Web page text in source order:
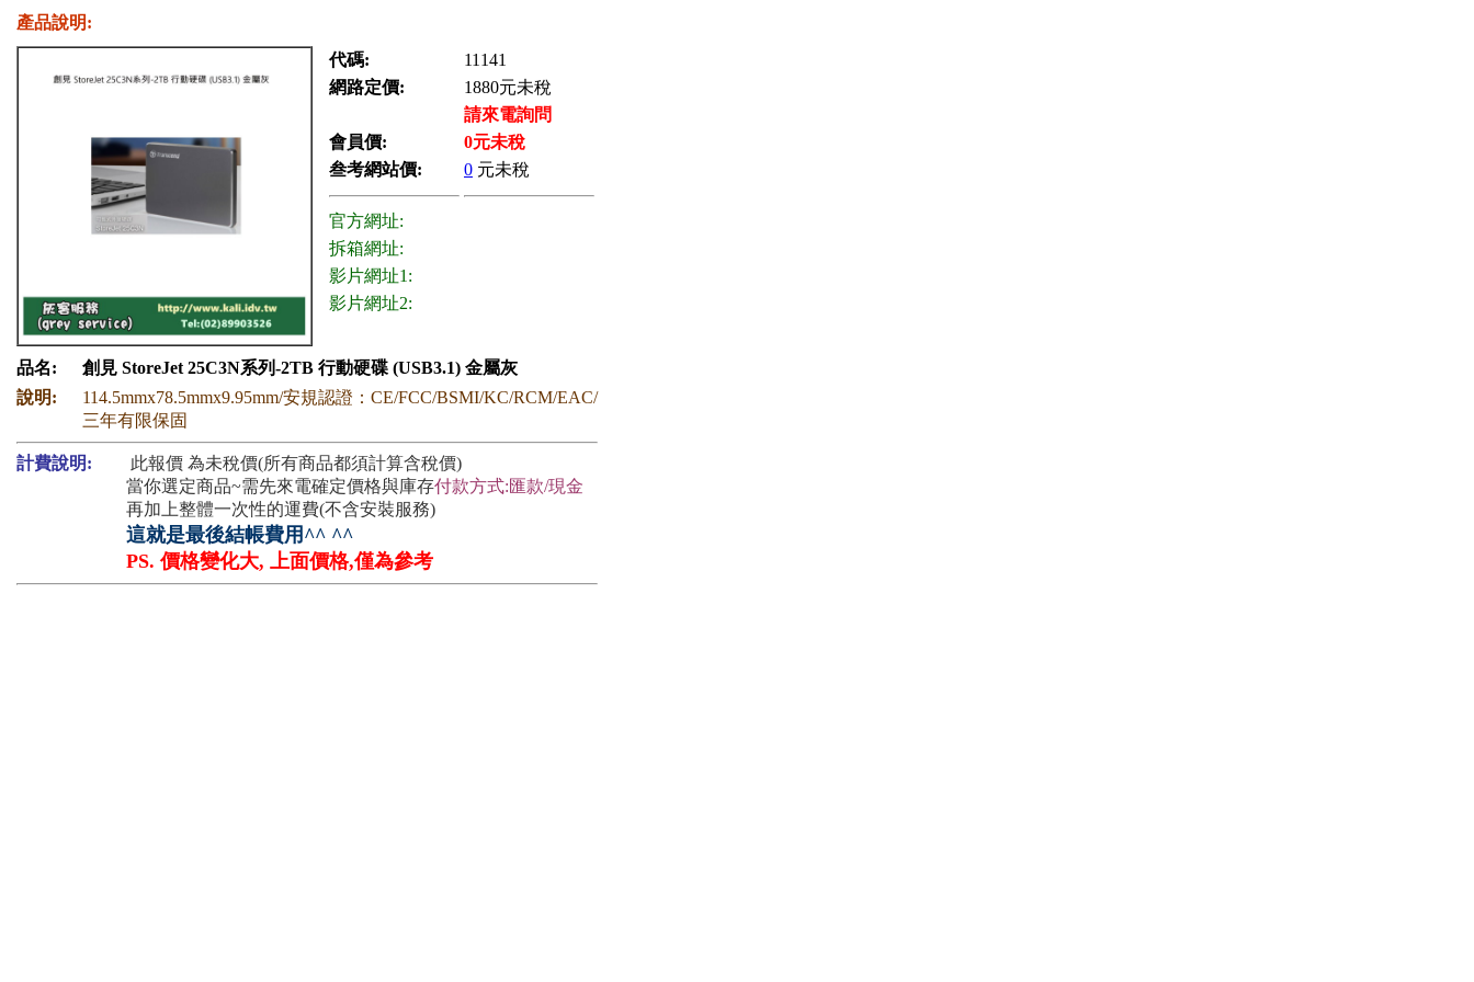
產品說明:
代碼:
11141
網路定價:
1880元未稅
請來電詢問
會員價:
0元未稅
叁考網站價:
0 元未稅
官方網址:
拆箱網址:
影片網址1:
影片網址2:
品名:
創見 StoreJet 25C3N系列-2TB 行動硬碟 (USB3.1) 金屬灰
說明:
114.5mmx78.5mmx9.95mm/安規認證：CE/FCC/BSMI/KC/RCM/EAC/
三年有限保固
計費說明:
此報價 為未稅價(所有商品都須計算含稅價)
當你選定商品~需先來電確定價格與庫存付款方式:匯款/現金
再加上整體一次性的運費(不含安裝服務)
這就是最後結帳費用^^ ^^
PS. 價格變化大, 上面價格,僅為參考